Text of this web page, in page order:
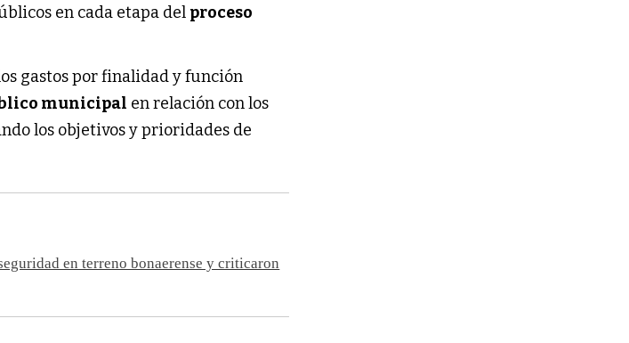
en cada etapa del proceso
gastos por finalidad y función
municipal en relación con los
los objetivos y prioridades de
en terreno bonaerense y criticaron